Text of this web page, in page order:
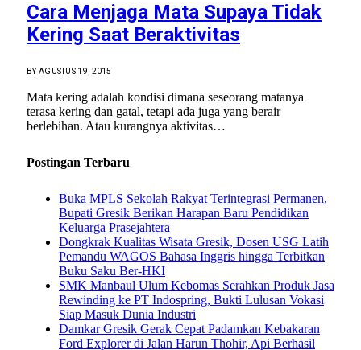
Cara Menjaga Mata Supaya Tidak
Kering Saat Beraktivitas
BY AGUSTUS 19, 2015
Mata kering adalah kondisi dimana seseorang matanya
terasa kering dan gatal, tetapi ada juga yang berair
berlebihan. Atau kurangnya aktivitas…
Postingan Terbaru
Buka MPLS Sekolah Rakyat Terintegrasi Permanen,
Bupati Gresik Berikan Harapan Baru Pendidikan
Keluarga Prasejahtera
Dongkrak Kualitas Wisata Gresik, Dosen USG Latih
Pemandu WAGOS Bahasa Inggris hingga Terbitkan
Buku Saku Ber-HKI
SMK Manbaul Ulum Kebomas Serahkan Produk Jasa
Rewinding ke PT Indospring, Bukti Lulusan Vokasi
Siap Masuk Dunia Industri
Damkar Gresik Gerak Cepat Padamkan Kebakaran
Ford Explorer di Jalan Harun Thohir, Api Berhasil